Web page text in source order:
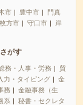
市 豊中市
門真
枚方市 守口市
岸
がす
務・人事・労務
貿
力・タイピング
金
務
金融事務（生
系
秘書・セクレタ